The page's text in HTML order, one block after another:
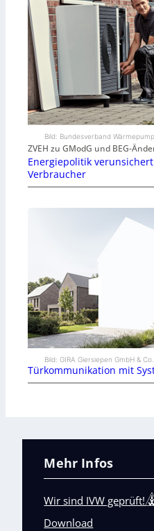
Bild: Bundesverband
ZVEH zu GModG und BEG-
Energiepolitik
Verbraucher
Bild: GIRA Giersiepen GmbH &
Türkommunikation mit
Mehr Infos
Wir sind IVW geprüft!
Download